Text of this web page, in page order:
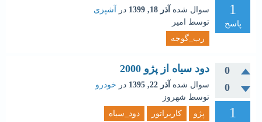
1
پاسخ
سوال شده آذر 18, 1399 در
آشپزی
توسط
امیر
رب_گوجه
0
0
1
دود سیاه از پژو 2000
سوال شده آذر 22, 1395 در خودرو
توسط شهروز
پژو
کاربراتور
دود_سیاه